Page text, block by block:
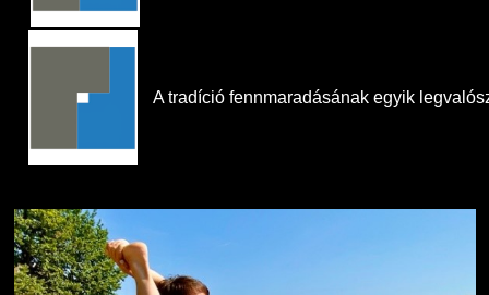
A tradíció fennmaradásának egyik